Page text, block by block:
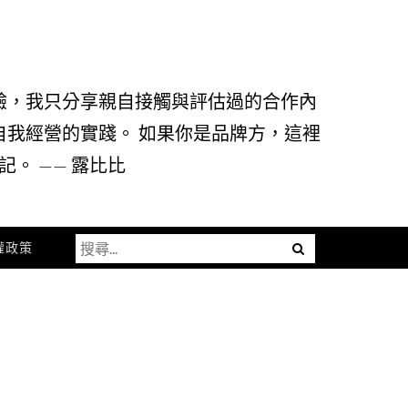
我只分享親自接觸與評估過的合作內
經營的實踐。 如果你是品牌方，這裡
。 —— 露比比
政策 Menu
搜
尋